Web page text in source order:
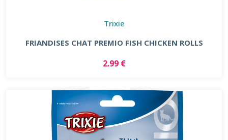
Trixie
FRIANDISES CHAT PREMIO FISH CHICKEN ROLLS
2.99 €